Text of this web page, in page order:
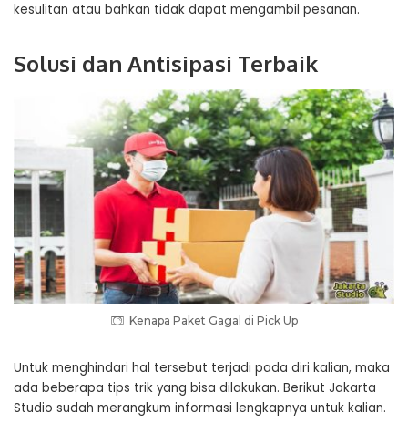
kesulitan atau bahkan tidak dapat mengambil pesanan.
Solusi dan Antisipasi Terbaik
Kenapa Paket Gagal di Pick Up
Untuk menghindari hal tersebut terjadi pada diri kalian, maka
ada beberapa tips trik yang bisa dilakukan. Berikut Jakarta
Studio sudah merangkum informasi lengkapnya untuk kalian.